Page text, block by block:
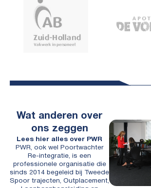
Wat anderen over
ons zeggen
Lees hier alles over PWR
PWR, ook wel Poortwachter
Re-integratie, is een
professionele organisatie die
sinds 2014 begeleid bij Tweede
Spoor trajecten, Outplacement,